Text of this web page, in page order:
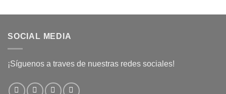
SOCIAL MEDIA
¡Síguenos a traves de nuestras redes sociales!